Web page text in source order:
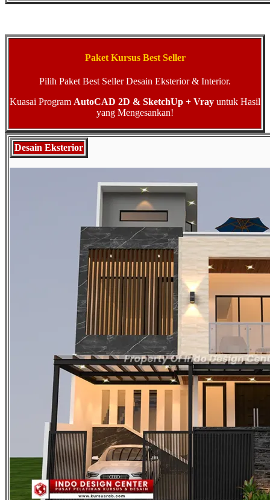
Paket Kursus Best Seller
Pilih Paket Best Seller Desain Eksterior & Interior.
Kuasai Program AutoCAD 2D & SketchUp + Vray untuk Hasil
yang Mengesankan!
Desain Eksterior